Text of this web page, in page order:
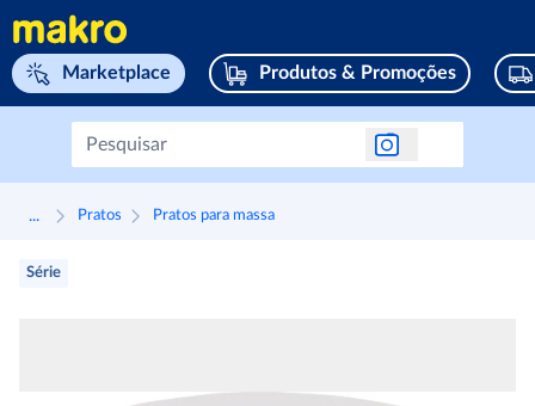
Navegar para home page
Marketplace Produtos & Promoções
... Pratos Pratos para massa
Série